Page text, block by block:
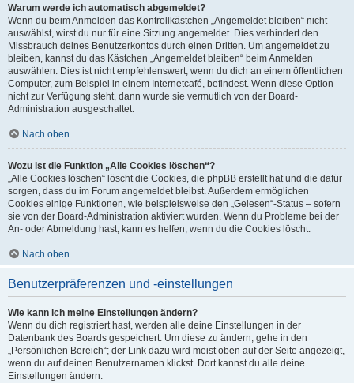
Warum werde ich automatisch abgemeldet?
Wenn du beim Anmelden das Kontrollkästchen „Angemeldet bleiben“ nicht
auswählst, wirst du nur für eine Sitzung angemeldet. Dies verhindert den
Missbrauch deines Benutzerkontos durch einen Dritten. Um angemeldet zu
bleiben, kannst du das Kästchen „Angemeldet bleiben“ beim Anmelden
auswählen. Dies ist nicht empfehlenswert, wenn du dich an einem öffentlichen
Computer, zum Beispiel in einem Internetcafé, befindest. Wenn diese Option
nicht zur Verfügung steht, dann wurde sie vermutlich von der Board-
Administration ausgeschaltet.
Nach oben
Wozu ist die Funktion „Alle Cookies löschen“?
„Alle Cookies löschen“ löscht die Cookies, die phpBB erstellt hat und die dafür
sorgen, dass du im Forum angemeldet bleibst. Außerdem ermöglichen
Cookies einige Funktionen, wie beispielsweise den „Gelesen“-Status – sofern
sie von der Board-Administration aktiviert wurden. Wenn du Probleme bei der
An- oder Abmeldung hast, kann es helfen, wenn du die Cookies löscht.
Nach oben
Benutzerpräferenzen und -einstellungen
Wie kann ich meine Einstellungen ändern?
Wenn du dich registriert hast, werden alle deine Einstellungen in der
Datenbank des Boards gespeichert. Um diese zu ändern, gehe in den
„Persönlichen Bereich“; der Link dazu wird meist oben auf der Seite angezeigt,
wenn du auf deinen Benutzernamen klickst. Dort kannst du alle deine
Einstellungen ändern.